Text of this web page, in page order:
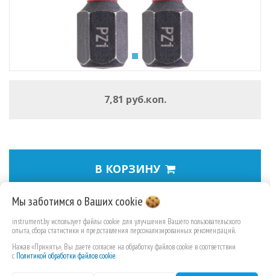
7,81 руб.коп.
В КОРЗИНУ
БИТЫ ДЛЯ
ШУРУПОВЕРТА
SHOCKWAVE
Мы заботимся о Вашихcookie
instrument.by использует файлы cookie для улучшения Вашего пользовательского
опыта, сбора статистики и представления персонализированных рекомендаций.
Нажав «Принять», Вы даете согласие на обработку файлов cookie в соответствии
с Политикой обработки файлов cookie.